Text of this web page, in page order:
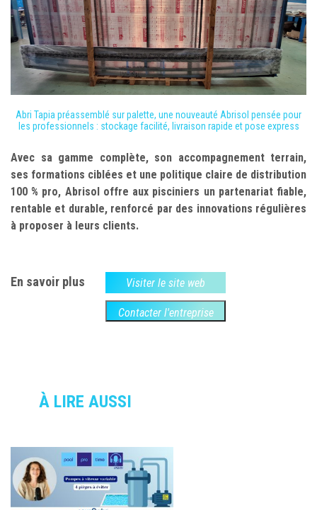
Abri Tapia préassemblé sur palette, une nouveauté Abrisol pensée pour
les professionnels : stockage facilité, livraison rapide et pose express
Avec sa gamme complète, son accompagnement terrain,
ses formations ciblées et une politique claire de distribution
100 % pro, Abrisol offre aux pisciniers un partenariat fiable,
rentable et durable, renforcé par des innovations régulières
à proposer à leurs clients.
En savoir plus Visiter le site web
Contacter l'entreprise
À LIRE AUSSI